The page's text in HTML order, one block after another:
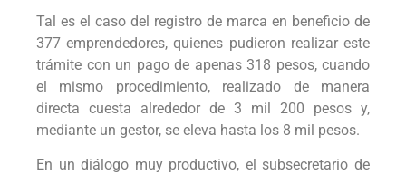
Tal es el caso del registro de marca en beneficio de
377 emprendedores, quienes pudieron realizar este
trámite con un pago de apenas 318 pesos, cuando
el mismo procedimiento, realizado de manera
directa cuesta alrededor de 3 mil 200 pesos y,
mediante un gestor, se eleva hasta los 8 mil pesos.
En un diálogo muy productivo, el subsecretario de